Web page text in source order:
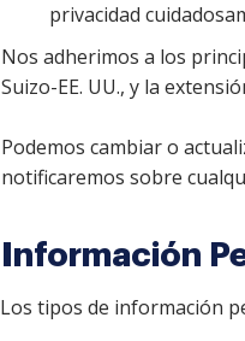
privacidad
Nos adherimos a los
Suizo-EE. UU., y la
Podemos cambiar o
notificaremos sobre
Información
Los tipos de información